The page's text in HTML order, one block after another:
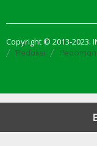
Copyright © 2013-2023.
Redaksi